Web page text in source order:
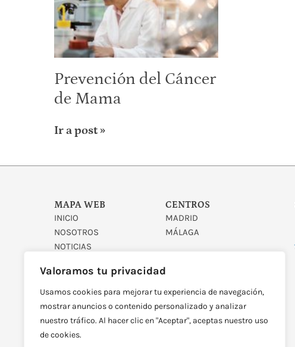
Valoramos tu privacidad
Usamos cookies para mejorar tu experiencia de navegación,
mostrar anuncios o contenido personalizado y analizar
nuestro tráfico. Al hacer clic en "Aceptar", aceptas nuestro uso
de cookies.
Prevención del Cáncer
de Mama
Ir a post »
MAPA WEB
INICIO
NOSOTROS
NOTICIAS
CENTROS
MADRID
MÁLAGA